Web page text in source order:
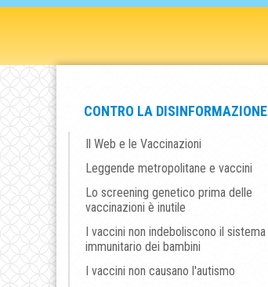
CONTRO LA DISINFORMAZIONE
Il Web e le Vaccinazioni
Leggende metropolitane e vaccini
Lo screening genetico prima delle
vaccinazioni è inutile
I vaccini non indeboliscono il sistema
immunitario dei bambini
I vaccini non causano l'autismo